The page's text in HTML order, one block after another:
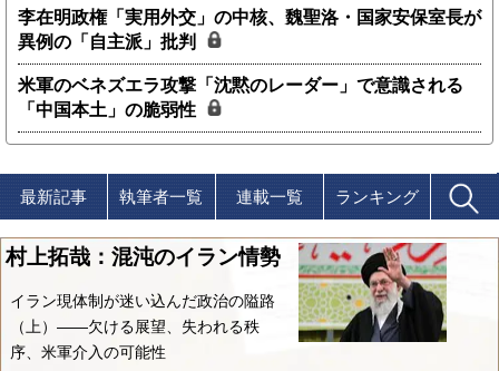
李在明政権「実用外交」の中核、魏聖洛・国家安保室長が
異例の「自主派」批判
米軍のベネズエラ攻撃「沈黙のレーダー」で意識される
「中国本土」の脆弱性
最新記事 執筆者一覧 連載一覧 ランキング
村上拓哉：混沌のイラン情勢
イラン現体制が迷い込んだ政治の隘路
（上）――欠ける展望、失われる秩
序、米軍介入の可能性